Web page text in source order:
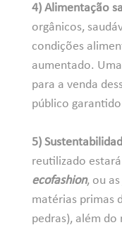
4) Alimentação
orgânicos,
condições
aumentado.
para a venda
público
5)
reutilizado
ecofashion, ou as
matérias primas
pedras), além